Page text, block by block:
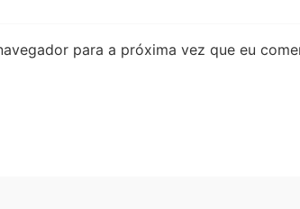
para a próxima vez que eu